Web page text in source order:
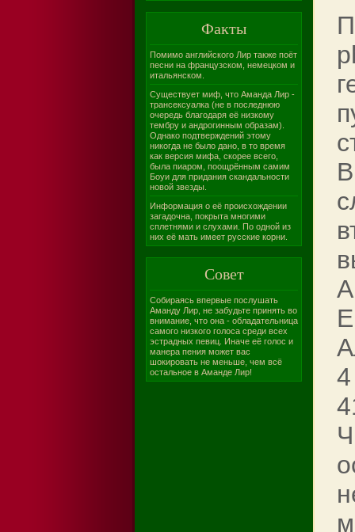
Факты
Помимо английского Лир также поёт
песни на французском, немецком и
итальянском.
Существует миф, что Аманда Лир -
трансексуалка (не в последнюю
очередь благодаря её низкому
тембру и андрогинным образам).
Однако подтверждений этому
никогда не было дано, в то время
как версия мифа, скорее всего,
была пиаром, поощрённым самим
Боуи для придания скандальности
новой звезды.
Информация о её происхождении
загадочна, покрыта многими
сплетнями и слухами. По одной из
них её мать имеет русские корни.
Совет
Cобираясь впервые послушать
Аманду Лир, не забудьте принять во
внимание, что она - обладательница
самого низкого голоса среди всех
эстрадных певиц. Иначе её голос и
манера пения может вас
шокировать не меньше, чем всё
остальное в Аманде Лир!